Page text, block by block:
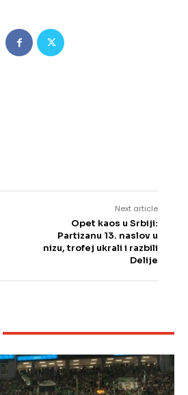
Next article
Opet kaos u Srbiji:
Partizanu 13. naslov u
nizu, trofej ukrali i razbili
Delije